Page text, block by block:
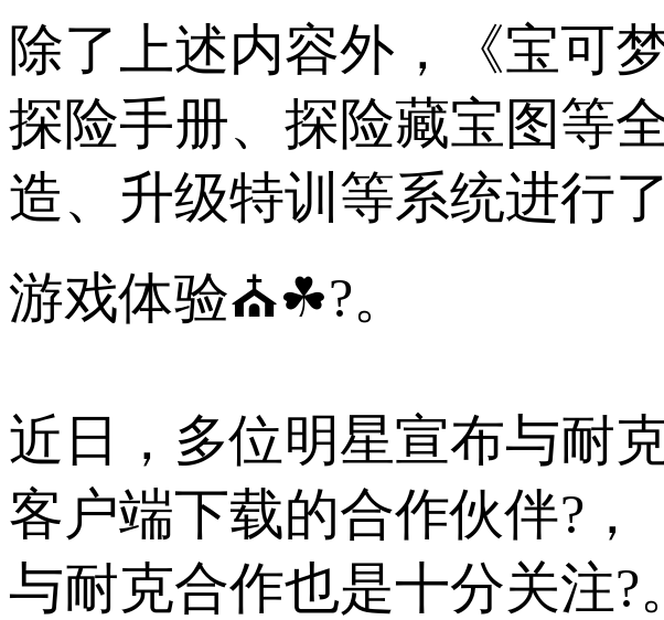
除了上述内容外，《宝可
探险手册、探险藏宝图等
造、升级特训等系统进行
游戏体验⛪☘?。
近日，多位明星宣布与耐
客户端下载的合作伙伴?
与耐克合作也是十分关注?。